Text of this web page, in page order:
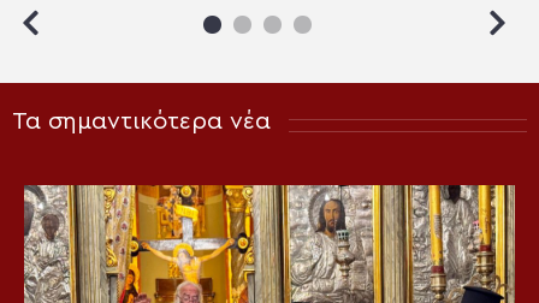
Τα σημαντικότερα νέα